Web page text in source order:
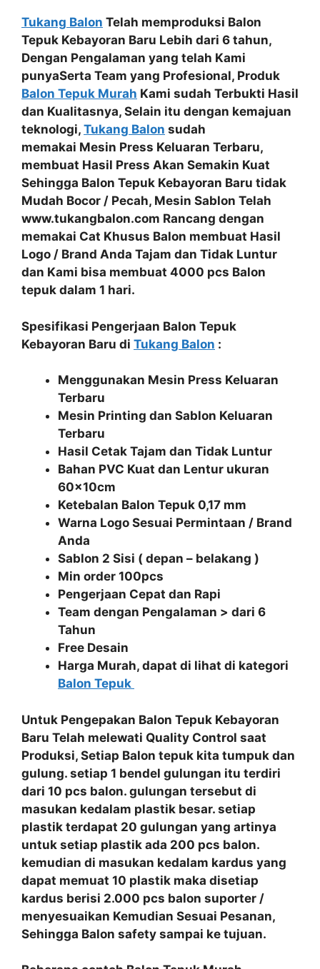
Tukang Balon Telah memproduksi Balon
Tepuk Kebayoran Baru Lebih dari 6 tahun,
Dengan Pengalaman yang telah Kami
punyaSerta Team yang Profesional, Produk
Balon Tepuk Murah Kami sudah Terbukti Hasil
dan Kualitasnya, Selain itu dengan kemajuan
teknologi, Tukang Balon sudah
memakai Mesin Press Keluaran Terbaru,
membuat Hasil Press Akan Semakin Kuat
Sehingga Balon Tepuk Kebayoran Baru tidak
Mudah Bocor / Pecah, Mesin Sablon Telah
www.tukangbalon.com Rancang dengan
memakai Cat Khusus Balon membuat Hasil
Logo / Brand Anda Tajam dan Tidak Luntur
dan Kami bisa membuat 4000 pcs Balon
tepuk dalam 1 hari.
Spesifikasi Pengerjaan Balon Tepuk
Kebayoran Baru di Tukang Balon :
Menggunakan Mesin Press Keluaran
Terbaru
Mesin Printing dan Sablon Keluaran
Terbaru
Hasil Cetak Tajam dan Tidak Luntur
Bahan PVC Kuat dan Lentur ukuran
60x10cm
Ketebalan Balon Tepuk 0,17 mm
Warna Logo Sesuai Permintaan / Brand
Anda
Sablon 2 Sisi ( depan – belakang )
Min order 100pcs
Pengerjaan Cepat dan Rapi
Team dengan Pengalaman > dari 6
Tahun
Free Desain
Harga Murah, dapat di lihat di kategori
Balon Tepuk
Untuk Pengepakan Balon Tepuk Kebayoran
Baru Telah melewati Quality Control saat
Produksi, Setiap Balon tepuk kita tumpuk dan
gulung. setiap 1 bendel gulungan itu terdiri
dari 10 pcs balon. gulungan tersebut di
masukan kedalam plastik besar. setiap
plastik terdapat 20 gulungan yang artinya
untuk setiap plastik ada 200 pcs balon.
kemudian di masukan kedalam kardus yang
dapat memuat 10 plastik maka disetiap
kardus berisi 2.000 pcs balon suporter /
menyesuaikan Kemudian Sesuai Pesanan,
Sehingga Balon safety sampai ke tujuan.